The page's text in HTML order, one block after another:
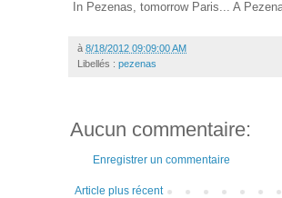
In Pezenas, tomorrow Paris... A
à 8/18/2012 09:09:00 AM
Libellés : pezenas
Aucun commentaire:
Enregistrer un commentaire
Article plus récent